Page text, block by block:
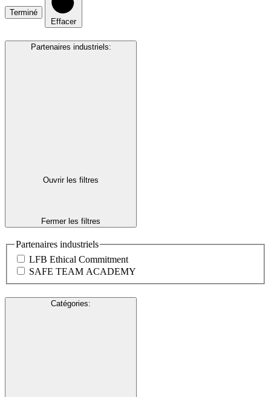
Terminé
Effacer
Partenaires industriels:
Ouvrir les filtres
Fermer les filtres
Partenaires industriels
LFB Ethical Commitment
SAFE TEAM ACADEMY
Catégories: